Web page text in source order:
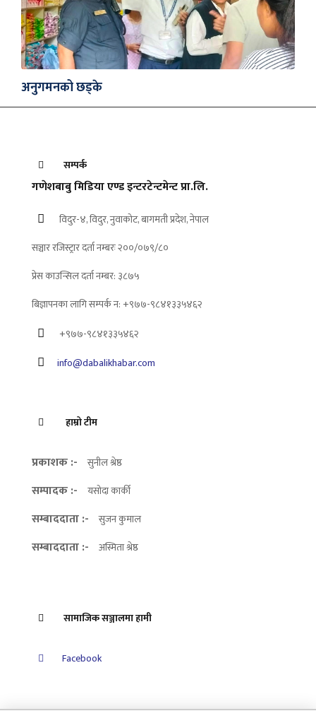
अनुगमनको छड्के
सम्पर्क
गणेशबाबु मिडिया एण्ड इन्टरटेन्टमेन्ट प्रा.लि.
विदुर-४, विदुर, नुवाकोट, बागमती प्रदेश, नेपाल
सञ्चार रजिस्ट्रार दर्ता नम्बरः २००/०७९/८०
प्रेस काउन्सिल दर्ता नम्बर: ३८७५
बिज्ञापनका लागि सम्पर्क न: +९७७-९८४१३३५४६२
+९७७-९८४१३३५४६२
info@dabalikhabar.com
हाम्रो टीम
प्रकाशक :- सुनील श्रेष्ठ
सम्पादक :- यसोदा कार्की
सम्बाददाता :- सुजन कुमाल
सम्बाददाता :- अस्मिता श्रेष्ठ
सामाजिक सञ्जालमा हामी
Facebook